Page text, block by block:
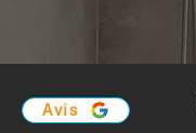
Avis